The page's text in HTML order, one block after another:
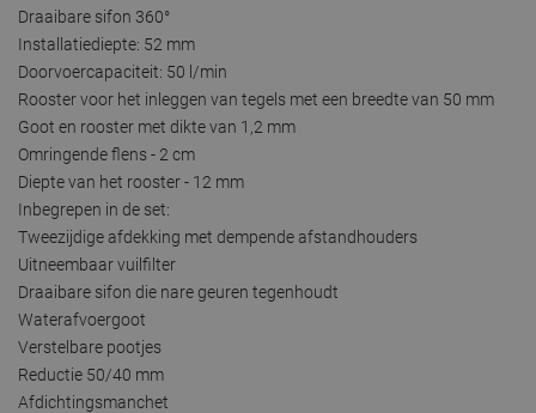
Draaibare sifon 360°
Installatiediepte: 52 mm
Doorvoercapaciteit: 50 l/min
Rooster voor het inleggen van tegels met een breedte van 50 mm
Goot en rooster met dikte van 1,2 mm
Omringende flens - 2 cm
Diepte van het rooster - 12 mm
Inbegrepen in de set:
Tweezijdige afdekking met dempende afstandhouders
Uitneembaar vuilfilter
Draaibare sifon die nare geuren tegenhoudt
Waterafvoergoot
Verstelbare pootjes
Reductie 50/40 mm
Afdichtingsmanchet